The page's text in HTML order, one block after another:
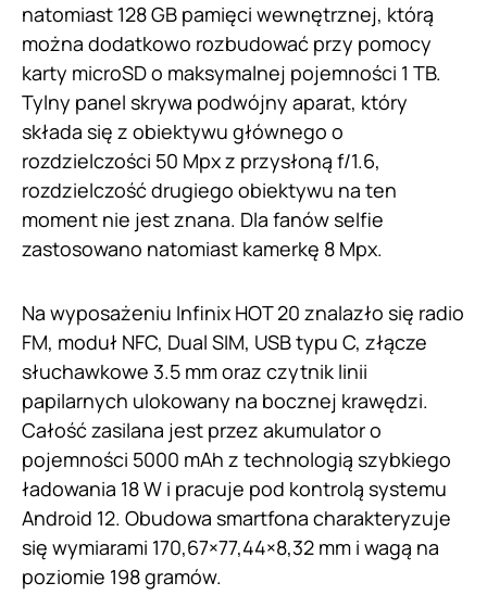
natomiast 128 GB pamięci wewnętrznej, którą
można dodatkowo rozbudować przy pomocy
karty microSD o maksymalnej pojemności 1 TB.
Tylny panel skrywa podwójny aparat, który
składa się z obiektywu głównego o
rozdzielczości 50 Mpx z przysłoną f/1.6,
rozdzielczość drugiego obiektywu na ten
moment nie jest znana. Dla fanów selfie
zastosowano natomiast kamerkę 8 Mpx.
Na wyposażeniu Infinix HOT 20 znalazło się radio
FM, moduł NFC, Dual SIM, USB typu C, złącze
słuchawkowe 3.5 mm oraz czytnik linii
papilarnych ulokowany na bocznej krawędzi.
Całość zasilana jest przez akumulator o
pojemności 5000 mAh z technologią szybkiego
ładowania 18 W i pracuje pod kontrolą systemu
Android 12. Obudowa smartfona charakteryzuje
się wymiarami 170,67×77,44×8,32 mm i wagą na
poziomie 198 gramów.